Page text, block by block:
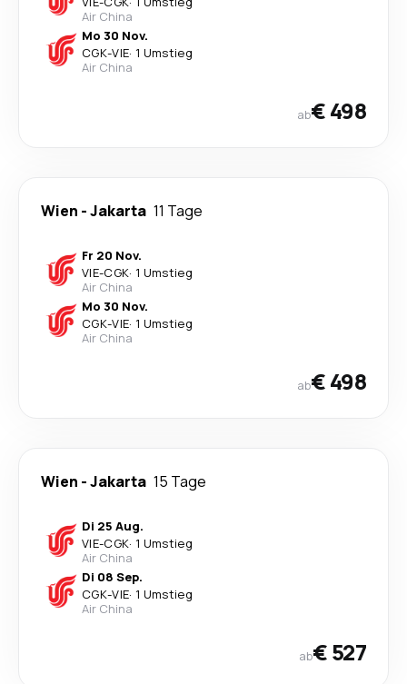
Air China
Mo 30 Nov.
CGK-VIE· 1 Umstieg
Air China
ab€ 498
Wien -Jakarta 11 Tage
Fr 20 Nov.
VIE-CGK· 1 Umstieg
Air China
Mo 30 Nov.
CGK-VIE· 1 Umstieg
Air China
ab€ 498
Wien -Jakarta 15 Tage
Di 25 Aug.
VIE-CGK· 1 Umstieg
Air China
Di 08 Sep.
CGK-VIE· 1 Umstieg
Air China
ab€ 527